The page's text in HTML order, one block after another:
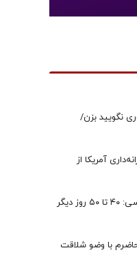
نگویید بزن/
آمریکا از
گرمای تابستان تا کی ادامه دارد؟/هواشناسی: ۴۰ تا ۵۰ روز دیگر
با وضو شلاقت